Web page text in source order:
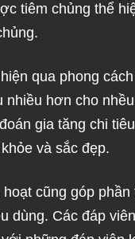
tiêm chủng thể
qua phong
nhiều hơn cho
gia tăng chi
và sắc đẹp.
cũng góp
dùng. Các đáp